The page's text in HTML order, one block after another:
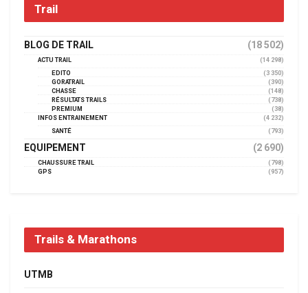
Trail
BLOG DE TRAIL (18 502)
ACTU TRAIL
(14 298)
EDITO
(3 350)
GORATRAIL
(390)
CHASSE
(148)
RÉSULTATS TRAILS
(738)
PREMIUM
(38)
INFOS ENTRAINEMENT
(4 232)
SANTÉ
(793)
EQUIPEMENT (2 690)
CHAUSSURE TRAIL
(798)
GPS
(957)
Trails & Marathons
UTMB